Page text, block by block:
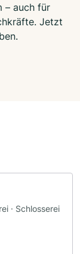
– auch für
Jetzt
· Schlosserei